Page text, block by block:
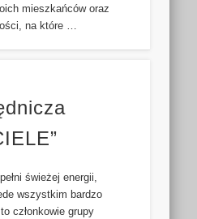
mieszkańców oraz
na które …
świeżej energii,
wszystkim bardzo
członkowie grupy